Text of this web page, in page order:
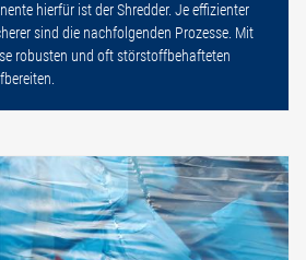
hierfür ist der Shredder. Je effizienter
sind die nachfolgenden Prozesse. Mit
robusten und oft störstoffbehafteten